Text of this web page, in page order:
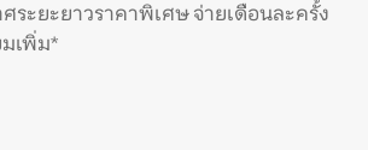
ระยะยาวราคาพิเศษ จ่ายเดือนละครั้ง
เพิ่ม*